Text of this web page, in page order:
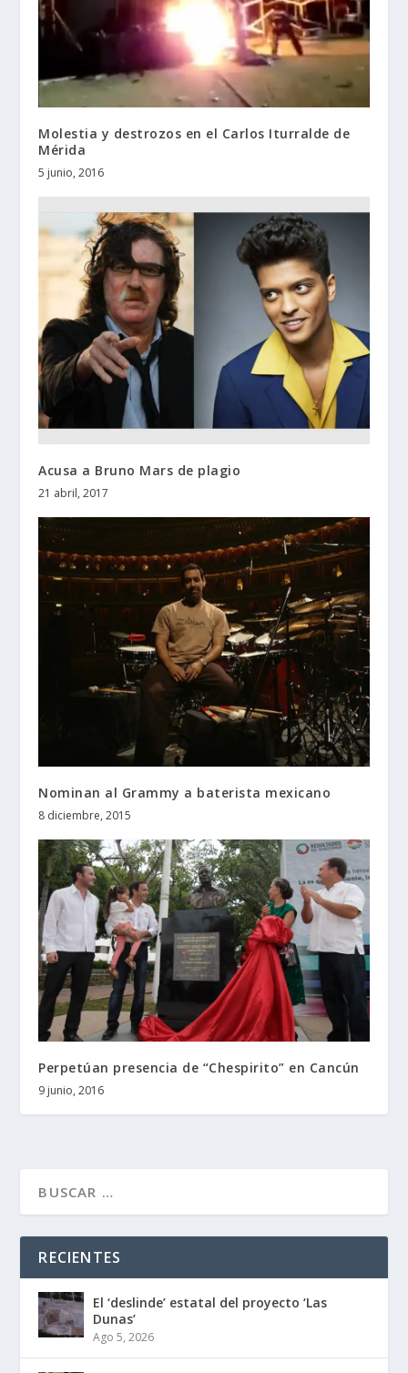
Molestia y destrozos en el Carlos Iturralde de
Mérida
5 junio, 2016
Acusa a Bruno Mars de plagio
21 abril, 2017
Nominan al Grammy a baterista mexicano
8 diciembre, 2015
Perpetúan presencia de “Chespirito” en Cancún
9 junio, 2016
RECIENTES
El ‘deslinde’ estatal del proyecto ‘Las
Dunas’
Ago 5, 2026